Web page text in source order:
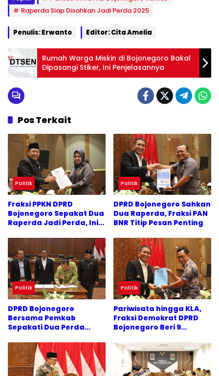
Raperda Siap Disahkan Jadi Perda 2025
Penulis: Erwanto Editor: Cita Amelia
Rumah Warga Miskin di Bojonegoro Bakal
Dipasangi Stiker, Ini Penjelasannya
Pos Terkait
Politik
Fraksi PPKN DPRD
Bojonegoro Sepakat Dua
Raperda Jadi Perda, Ini
Politik
DPRD Bojonegoro Sahkan
Dua Raperda, Fraksi PAN
BNR Titip Pesan Penting
Politik
DPRD Bojonegoro
Bersama Pemkab
Sepakati Dua Perda
Pariwisata
Politik
Pariwisata hingga KLA,
Fraksi Demokrat DPRD
Bojonegoro Beri 9